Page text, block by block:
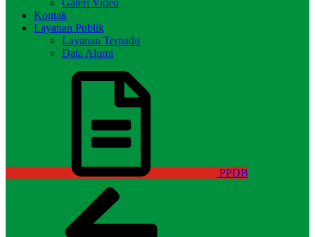
Galeri Video
Kontak
Layanan Publik
Layanan Terpadu
Data Alumi
PPDB